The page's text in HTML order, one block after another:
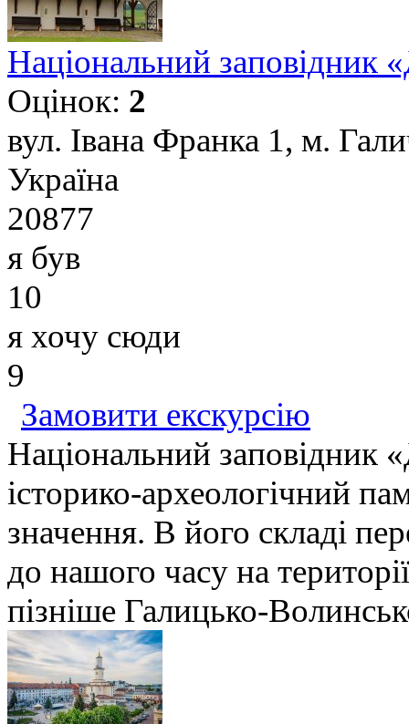
Національний заповідник
Оцінок: 2
вул. Івана Франка 1, м.
Україна
20877
я був
10
я хочу сюди
9
Замовити екскурсію
Національний заповідник
історико-археологічний
значення. В його складі
до нашого часу на
пізніше Галицько-